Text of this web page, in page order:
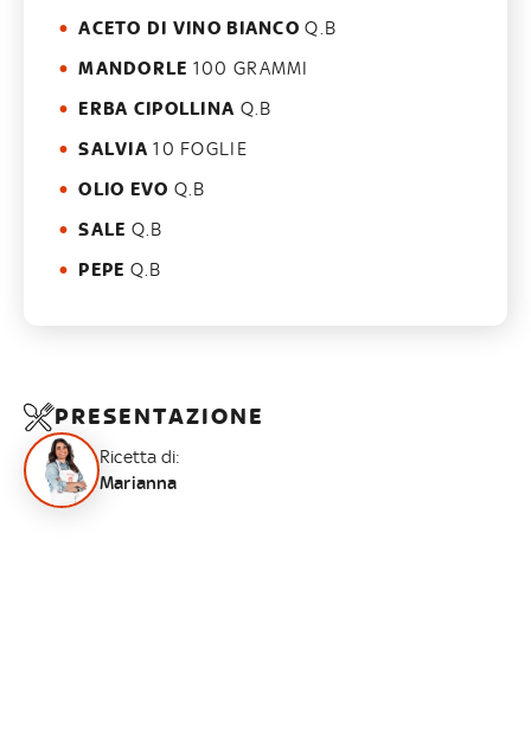
ACETO DI VINO BIANCO Q.B
MANDORLE 100 GRAMMI
ERBA CIPOLLINA Q.B
SALVIA 10 FOGLIE
OLIO EVO Q.B
SALE Q.B
PEPE Q.B
PRESENTAZIONE
Ricetta di:
Marianna